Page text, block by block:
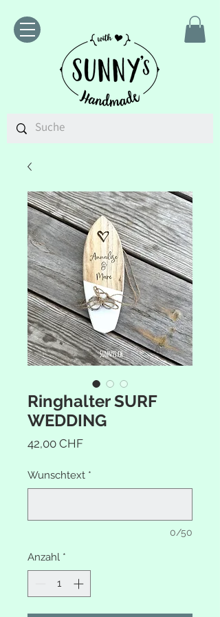
Ringhalter SURF
WEDDING
42,00 CHFPreis
Wunschtext *
0/50
Anzahl *